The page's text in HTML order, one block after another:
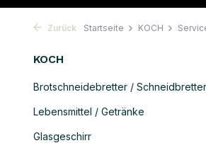
Zurück Startseite KOCH
KOCH
Brotschneidebretter / Schneidbretter
Lebensmittel / Getränke
Glasgeschirr